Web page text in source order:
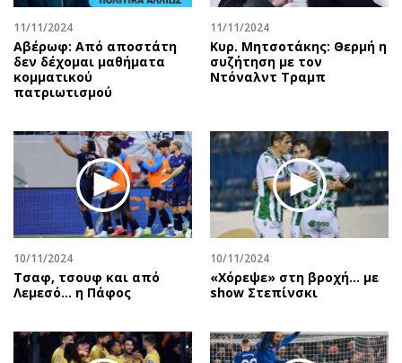
11/11/2024
Αβέρωφ: Από αποστάτη
δεν δέχομαι μαθήματα
κομματικού
πατριωτισμού
11/11/2024
Κυρ. Μητσοτάκης: Θερμή η
συζήτηση με τον
Ντόναλντ Τραμπ
10/11/2024
Τσαφ, τσουφ και από
Λεμεσό... η Πάφος
10/11/2024
«Χόρεψε» στη βροχή… με
show Στεπίνσκι